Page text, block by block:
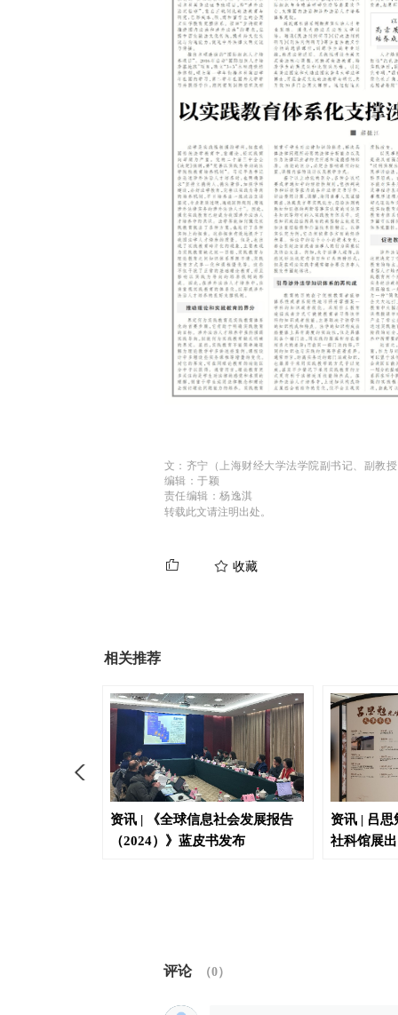
文：齐宁（上海财经大学法学院副书记、副教
编辑：于颖
责任编辑：杨逸淇
转载此文请注明出处。
收藏
相关推荐
资讯 | 《全球信息社会发展报告
（2024）》蓝皮书发布
资讯 | 吕思
社科馆展出
评论 （0）